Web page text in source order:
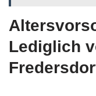
Lediglich